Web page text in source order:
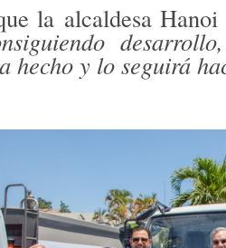
la alcaldesa Hanoi
hecho y lo seguirá